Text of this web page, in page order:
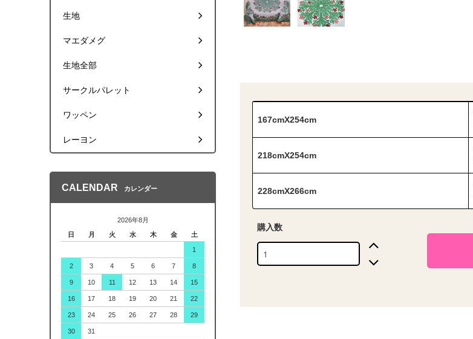
167cmX254cm
218cmX254cm
228cmX266cm
購入数
生地
マエダメグ
生地全部
サークルパレット
ワッペン
レーヨン
CALENDAR カレンダー
2026年8月
日
月 火 水 木 金 土
1
2 3 4 5 6 7 8
9 10 11 12 13 14 15
16 17 18 19 20 21 22
23 24 25 26 27 28 29
30 31